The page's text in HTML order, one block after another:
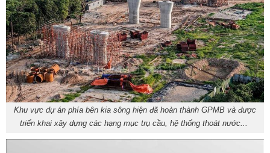
Khu vực dự án phía bên kia sông hiện đã hoàn thành GPMB và được
triển khai xây dựng các hạng mục trụ cầu, hệ thống thoát nước...